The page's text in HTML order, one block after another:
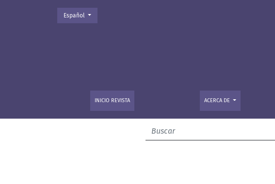
Empédocles de Agrimento
INICIO REVISTA ACERCA DE
Cambiar el idioma. El actual es:
Español